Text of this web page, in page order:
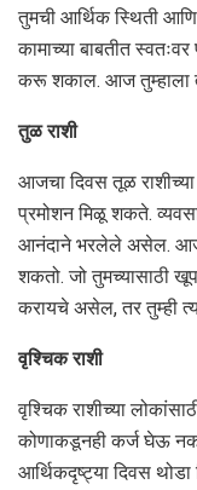
तुमची आर्थिक स्थिती
कामाच्या बाबतीत
करू शकाल. आज तुम्हाला
तुळ राशी
आजचा दिवस तूळ
प्रमोशन मिळू शकते.
आनंदाने भरलेले असेल. आज
शकतो. जो तुमच्यासाठी
करायचे असेल, तर तुम्ही
वृश्चिक राशी
वृश्चिक राशीच्या
कोणाकडूनही कर्ज घेऊ
आर्थिकदृष्ट्या दिवस